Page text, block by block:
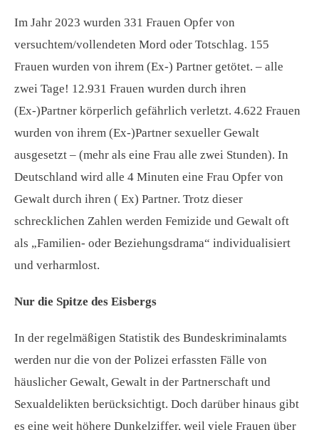
Im Jahr 2023 wurden 331 Frauen Opfer von
versuchtem/vollendeten Mord oder Totschlag. 155
Frauen wurden von ihrem (Ex-) Partner getötet. – alle
zwei Tage! 12.931 Frauen wurden durch ihren
(Ex-)Partner körperlich gefährlich verletzt. 4.622 Frauen
wurden von ihrem (Ex-)Partner sexueller Gewalt
ausgesetzt – (mehr als eine Frau alle zwei Stunden). In
Deutschland wird alle 4 Minuten eine Frau Opfer von
Gewalt durch ihren ( Ex) Partner. Trotz dieser
schrecklichen Zahlen werden Femizide und Gewalt oft
als „Familien- oder Beziehungsdrama“ individualisiert
und verharmlost.
Nur die Spitze des Eisbergs
In der regelmäßigen Statistik des Bundeskriminalamts
werden nur die von der Polizei erfassten Fälle von
häuslicher Gewalt, Gewalt in der Partnerschaft und
Sexualdelikten berücksichtigt. Doch darüber hinaus gibt
es eine weit höhere Dunkelziffer, weil viele Frauen über